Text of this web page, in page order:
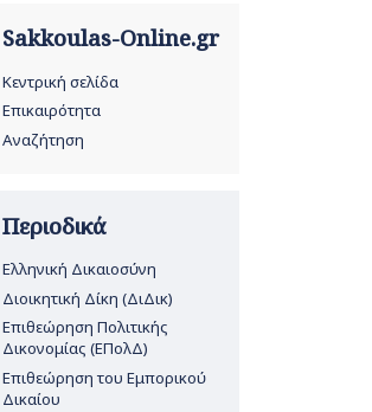
Sakkoulas-Online.gr
Κεντρική σελίδα
Επικαιρότητα
Αναζήτηση
Περιοδικά
Ελληνική Δικαιοσύνη
Διοικητική Δίκη (ΔιΔικ)
Επιθεώρηση Πολιτικής
Δικονομίας (ΕΠολΔ)
Επιθεώρηση του Εμπορικού
Δικαίου